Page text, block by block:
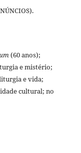
(60 anos);
e mistério;
e vida;
cultural; no